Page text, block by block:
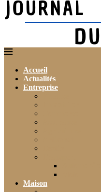
Accueil
Actualités
Entreprise
Maison